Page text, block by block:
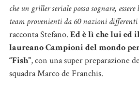
che un griller seriale possa sognare,
team provenienti da 60 nazioni
racconta Stefano. Ed è lì che lui ed
laureano Campioni del mondo
“Fish”, con una super preparazione
squadra Marco de Franchis.